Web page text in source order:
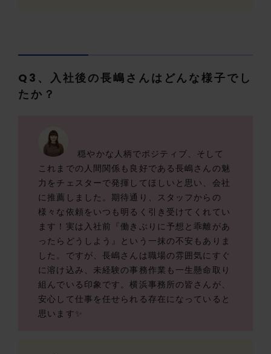
Q3、入社後の長嶋さんはどんな様子でし
たか？
穏やかな人柄でポジティブ、そして
これまでの人間関係も良好である長嶋さんの魅
力をチェスターで発揮してほしいと思い、会社
に推薦しました。期待通り、スタッフからの
様々な依頼をいつも明るく引き受けてくれてい
ます！実は入社前『働きぶりに予想と乖離があ
ったらどうしよう』という一抹の不安もありま
した。ですが、長嶋さんは職場の雰囲気にすぐ
に溶け込み、未経験の事務作業も一生懸命取り
組んでいる印象です。横浜事務所の皆さんが、
安心して仕事を任せられる存在になっていると
思います✨